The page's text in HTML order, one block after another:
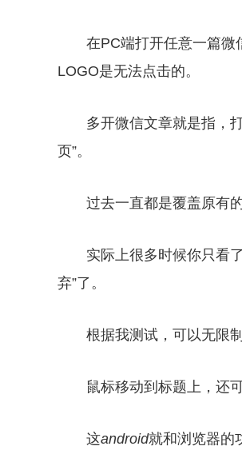
在PC端打开任意一篇微
LOGO是无法点击的。
多开微信文章就是指，
页”。
过去一直都是覆盖原有
实际上很多时候你只看
弃”了。
根据我测试，可以无限
鼠标移动到标题上，还
这android就和浏览器的